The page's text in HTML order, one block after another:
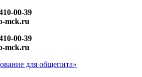
00-39
mck.ru
00-39
mck.ru